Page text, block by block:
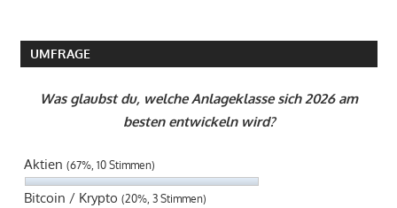
UMFRAGE
Was glaubst du, welche Anlageklasse sich 2026 am
besten entwickeln wird?
Aktien (67%, 10 Stimmen)
Bitcoin / Krypto (20%, 3 Stimmen)